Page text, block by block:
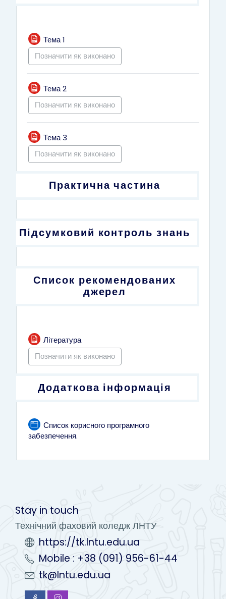
Тема 1Файл
Позначити як виконано
Тема 2Файл
Позначити як виконано
Тема 3Файл
Позначити як виконано
Практична частина
Підсумковий контроль знань
Список рекомендованих
джерел
ЛітератураФайл
Позначити як виконано
Додаткова інформація
Список корисного програмного
забезпечення.Сторінка
Stay in touch
Технічний фаховий коледж ЛНТУ
https://tk.lntu.edu.ua
Mobile : +38 (091) 956-61-44
tk@lntu.edu.ua